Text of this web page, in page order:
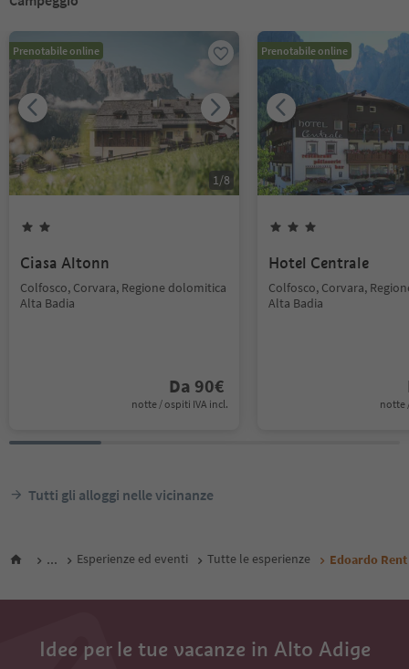
Prenotabile online
1/8
Ciasa Altonn
Colfosco, Corvara, Regione dolomitica
Alta Badia
Da 90€
notte / ospiti IVA incl.
Prenotabile online
Hotel Centrale
Colfosco, Corvara,
Alta Badia
notte
Tutti gli alloggi nelle vicinanze
... Esperienze ed eventi Tutte le esperienze Edoardo
Idee per le tue vacanze in Alto Adige